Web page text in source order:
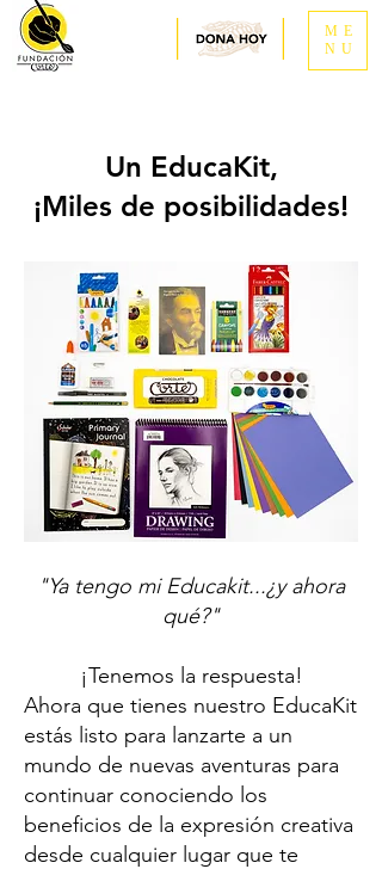
ME
NU
Un EducaKit,
¡Miles de posibilidades!
"Ya tengo mi Educakit...¿y ahora
qué?"
¡Tenemos la respuesta!
Ahora que tienes nuestro EducaKit
estás listo para lanzarte a un
mundo de nuevas aventuras para
continuar conociendo los
beneficios de la expresión creativa
desde cualquier lugar que te